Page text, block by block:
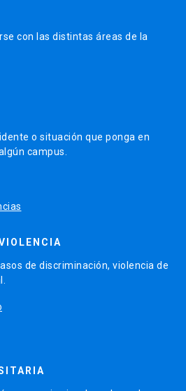
con las distintas áreas de la
o situación que ponga en
campus.
de discriminación, violencia de